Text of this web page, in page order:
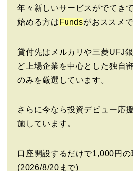
年々新しいサービスがでてき
始める方は Fundsがおススメで
貸付先はメルカリや三菱UFJ
ど上場企業を中心とした独自
のみを厳選しています。
さらに今なら投資デビュー応
施しています。
口座開設するだけで1,000円の
(2026/8/20まで)